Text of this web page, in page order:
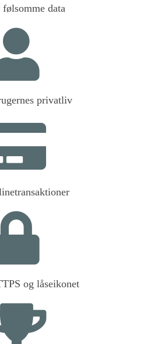
data
privatliv
og låseikonet